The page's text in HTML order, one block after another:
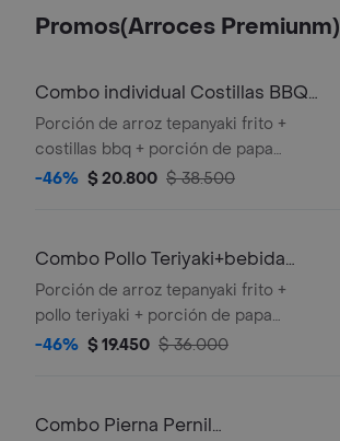
Promos(Arroces Premiunm)
Combo individual Costillas BBQ+
bebida400ml
Porción de arroz tepanyaki frito +
costillas bbq + porción de papa
francesa + bebida a elección.
-46% $ 20.800 $ 38.500
Combo Pollo Teriyaki+bebida
400ml
Porción de arroz tepanyaki frito +
pollo teriyaki + porción de papa
francesa + bebida a elección.
-46% $ 19.450 $ 36.000
Combo Pierna Pernil